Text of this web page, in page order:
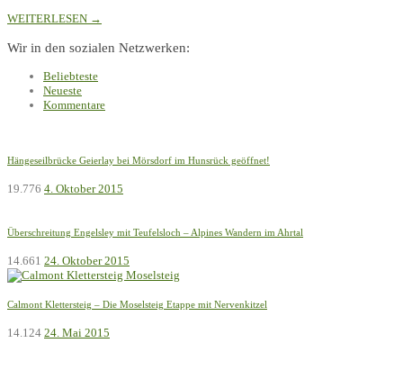
WEITERLESEN →
Wir in den sozialen Netzwerken:
Beliebteste
Neueste
Kommentare
Hängeseilbrücke Geierlay bei Mörsdorf im Hunsrück geöffnet!
19.776 4. Oktober 2015
Überschreitung Engelsley mit Teufelsloch – Alpines Wandern im Ahrtal
14.661 24. Oktober 2015
Calmont Klettersteig – Die Moselsteig Etappe mit Nervenkitzel
14.124 24. Mai 2015